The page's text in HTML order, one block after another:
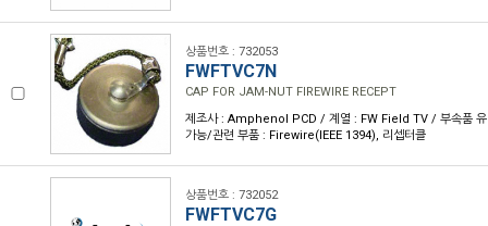
상품번호 : 732053
FWFTVC7N
CAP FOR JAM-NUT FIREWIRE RECEPT
제조사 : Amphenol PCD / 계열 : FW Field TV / 부속품 유
가능/관련 부품 : Firewire(IEEE 1394), 리셉터클
상품번호 : 732052
FWFTVC7G